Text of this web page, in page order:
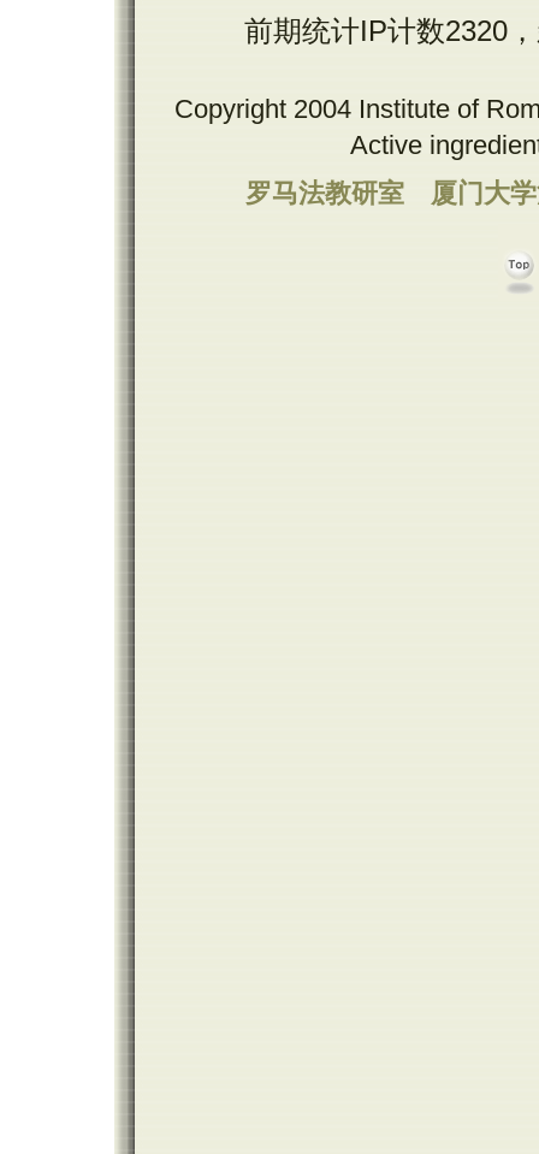
前期统计IP计数2320
Copyright 2004 Institute of
Active
罗马法教研室
厦门大